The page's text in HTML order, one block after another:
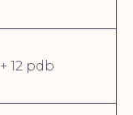
+ 12 pdb